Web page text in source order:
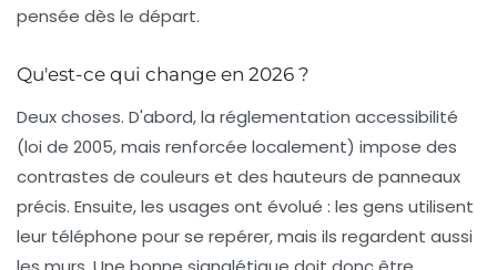
pensée dès le départ.
Qu'est-ce qui change en 2026 ?
Deux choses. D'abord, la réglementation accessibilité
(loi de 2005, mais renforcée localement) impose des
contrastes de couleurs et des hauteurs de panneaux
précis. Ensuite, les usages ont évolué : les gens utilisent
leur téléphone pour se repérer, mais ils regardent aussi